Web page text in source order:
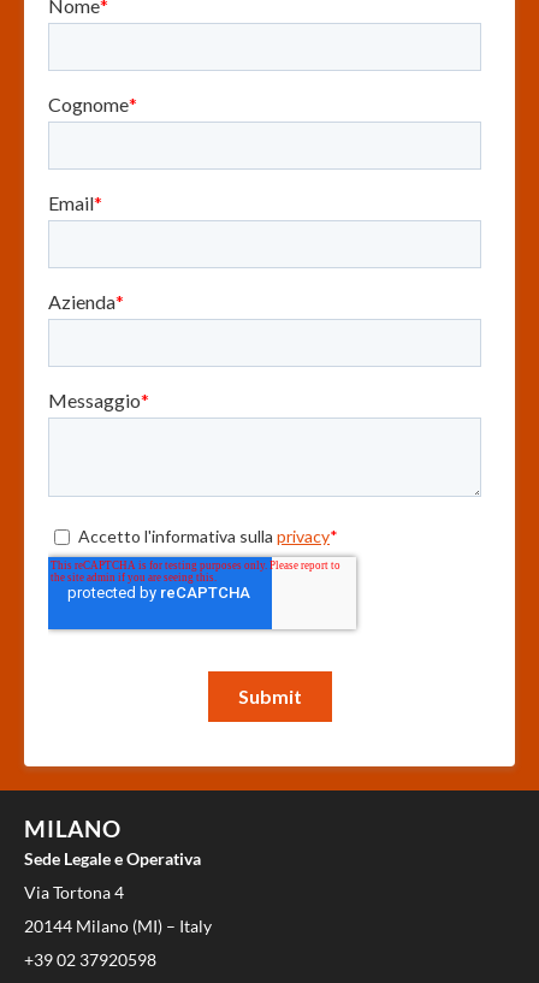
MILANO
Sede Legale e Operativa
Via Tortona 4
20144 Milano (MI) – Italy
+39 02 37920598